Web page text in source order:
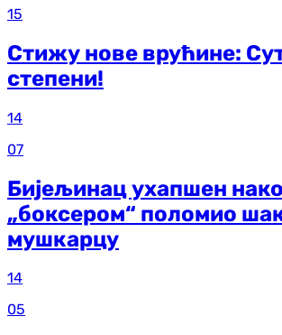
15
Стижу нове врућине:
степени!
14
07
Бијељинац ухапшен
„боксером“ поломио
мушкарцу
14
05